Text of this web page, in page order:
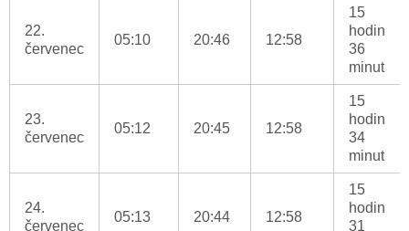
22.
červenec
05:10 20:46 12:58
15
hodin
36
minut
23.
červenec
05:12 20:45 12:58
15
hodin
34
minut
24.
červenec
05:13 20:44 12:58
15
hodin
31